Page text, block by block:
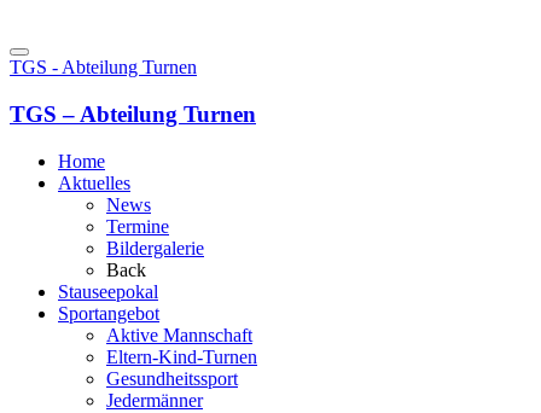
TGS - Abteilung Turnen
TGS – Abteilung Turnen
Home
Aktuelles
News
Termine
Bildergalerie
Back
Stauseepokal
Sportangebot
Aktive Mannschaft
Eltern-Kind-Turnen
Gesundheitssport
Jedermänner